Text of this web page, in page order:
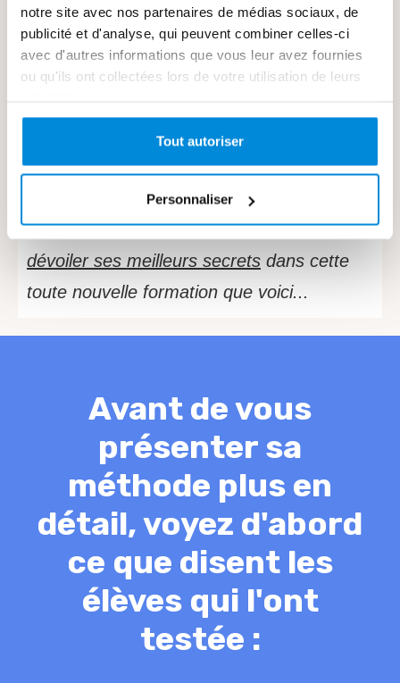
notre site avec nos partenaires de médias sociaux, de
publicité et d'analyse, qui peuvent combiner celles-ci
avec d'autres informations que vous leur avez fournies
ou qu'ils ont collectées lors de votre utilisation de leurs
Tout autoriser
Personnaliser
enseigner aux côtés de René Milone, dans
son atelier au Québec. Linda a notamment
reçu le prix d’excellence de l’école des
beaux-arts pour son travail du pastel. Entre
autres prix, tel le 1er prix de l’association
du Pastel au Québec.
Linda a généreusement accepté de vous
dévoiler ses meilleurs secrets dans cette
toute nouvelle formation que voici...
Avant de vous
présenter sa
méthode plus en
détail, voyez d'abord
ce que disent les
élèves qui l'ont
testée :